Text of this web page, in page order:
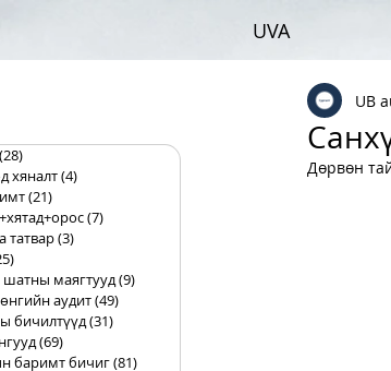
UVA
(28)
хяналт(4)
(21)
(7)
татвар(3)
шатны маягтууд(9)
аудит(49)
бичилтүүд(31)
(69)
баримт бичиг(81)
UB
Дөрвөн